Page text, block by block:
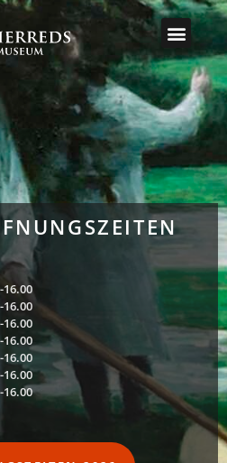
16.00
16.00
16.00
16.00
16.00
16.00
16.00